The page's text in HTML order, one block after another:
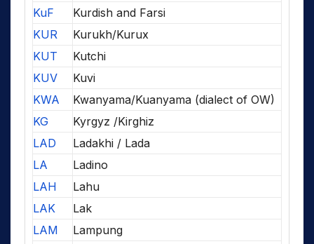
KuF
Kurdish and Farsi
KUR
Kurukh/Kurux
KUT
Kutchi
KUV
Kuvi
KWA
Kwanyama/Kuanyama (dialect of OW)
KG
Kyrgyz /Kirghiz
LAD
Ladakhi / Lada
LA
Ladino
LAH
Lahu
LAK
Lak
LAM
Lampung